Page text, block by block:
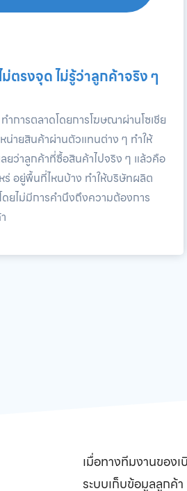
ตรงจุด ไม่รู้ว่าลูกค้าจริง ๆ
ำการตลาดโดยการโฆษณาผ่านโซเชีย
หน่ายสินค้าผ่านตัวแทนต่าง ๆ ทำให้
ยว่าลูกค้าที่ซื้อสินค้าไปจริง ๆ แล้วคือ
หร่ อยู่พื้นที่ไหนบ้าง ทำให้บริษัทผลิต
ยไม่มีการคำนึงถึงความต้องการ
เมื่อทางทีมงานของ
ระบบเก็บข้อมูลลูกค้